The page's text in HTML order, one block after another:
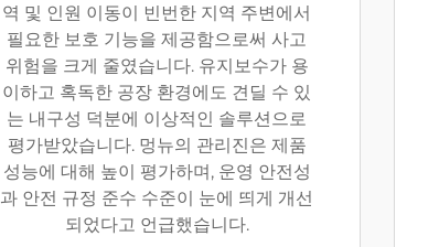
역 및 인원 이동이 빈번한 지역 주변에서
필요한 보호 기능을 제공함으로써 사고
위험을 크게 줄였습니다. 유지보수가 용
이하고 혹독한 공장 환경에도 견딜 수 있
는 내구성 덕분에 이상적인 솔루션으로
평가받았습니다. 멍뉴의 관리진은 제품
성능에 대해 높이 평가하며, 운영 안전성
과 안전 규정 준수 수준이 눈에 띄게 개선
되었다고 언급했습니다.